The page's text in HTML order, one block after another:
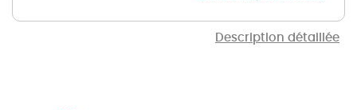
Description détaillée